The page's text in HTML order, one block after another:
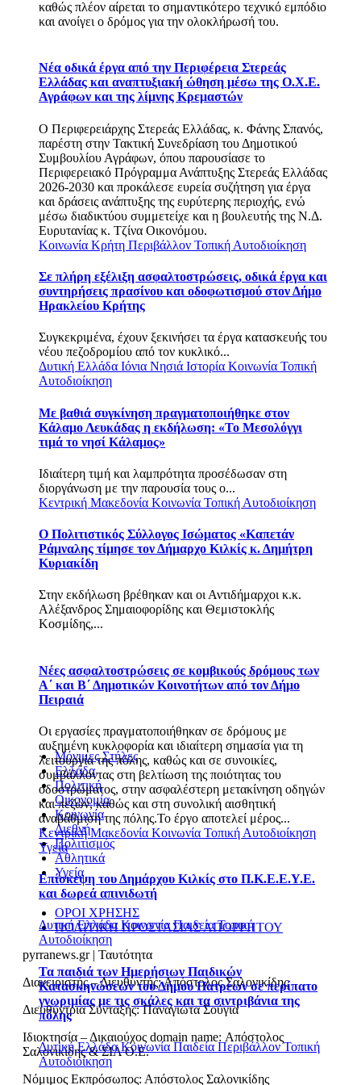
καθώς πλέον αίρεται το σημαντικότερο τεχνικό εμπόδιο
και ανοίγει ο δρόμος για την ολοκλήρωσή του.
Νέα οδικά έργα από την Περιφέρεια Στερεάς
Ελλάδας και αναπτυξιακή ώθηση μέσω της Ο.Χ.Ε.
Αγράφων και της λίμνης Κρεμαστών
Ο Περιφερειάρχης Στερεάς Ελλάδας, κ. Φάνης Σπανός,
παρέστη στην Τακτική Συνεδρίαση του Δημοτικού
Συμβουλίου Αγράφων, όπου παρουσίασε το
Περιφερειακό Πρόγραμμα Ανάπτυξης Στερεάς Ελλάδας
2026-2030 και προκάλεσε ευρεία συζήτηση για έργα
και δράσεις ανάπτυξης της ευρύτερης περιοχής, ενώ
μέσω διαδικτύου συμμετείχε και η βουλευτής της Ν.Δ.
Ευρυτανίας κ. Τζίνα Οικονόμου.
Κοινωνία Κρήτη Περιβάλλον Τοπική Αυτοδιοίκηση
Σε πλήρη εξέλιξη ασφαλτοστρώσεις, οδικά έργα και
συντηρήσεις πρασίνου και οδοφωτισμού στον Δήμο
Ηρακλείου Κρήτης
Συγκεκριμένα, έχουν ξεκινήσει τα έργα κατασκευής του
νέου πεζοδρομίου από τον κυκλικό...
Δυτική Ελλάδα Ιόνια Νησιά Ιστορία Κοινωνία Τοπική
Αυτοδιοίκηση
Με βαθιά συγκίνηση πραγματοποιήθηκε στον
Κάλαμο Λευκάδας η εκδήλωση: «Το Μεσολόγγι
τιμά το νησί Κάλαμος»
Ιδιαίτερη τιμή και λαμπρότητα προσέδωσαν στη
διοργάνωση με την παρουσία τους ο...
Κεντρική Μακεδονία Κοινωνία Τοπική Αυτοδιοίκηση
Ο Πολιτιστικός Σύλλογος Ισώματος «Καπετάν
Ράμναλης τίμησε τον Δήμαρχο Κιλκίς κ. Δημήτρη
Κυριακίδη
Στην εκδήλωση βρέθηκαν και οι Αντιδήμαρχοι κ.κ.
Αλέξανδρος Σημαιοφορίδης και Θεμιστοκλής
Κοσμίδης,...
Νέες ασφαλτοστρώσεις σε κομβικούς δρόμους των
Α΄ και Β΄ Δημοτικών Κοινοτήτων από τον Δήμο
Πειραιά
Οι εργασίες πραγματοποιήθηκαν σε δρόμους με
αυξημένη κυκλοφορία και ιδιαίτερη σημασία για τη
λειτουργία της πόλης, καθώς και σε συνοικίες,
συμβάλλοντας στη βελτίωση της ποιότητας του
οδοστρώματος, στην ασφαλέστερη μετακίνηση οδηγών
και πεζών, καθώς και στη συνολική αισθητική
αναβάθμιση της πόλης.Το έργο αποτελεί μέρος...
Κεντρική Μακεδονία Κοινωνία Τοπική Αυτοδιοίκηση
Υγεία
Επίσκεψη του Δημάρχου Κιλκίς στο Π.Κ.Ε.Ε.Υ.Ε.
και δωρεά απινιδωτή
Δυτική Ελλάδα ΚοινωνίαΠαιδείαΤοπική
Αυτοδιοίκηση
Τα παιδιά των Ημερήσιων Παιδικών
Κατασκηνώσεων του Δήμου Πατρέων σε περίπατο
γνωριμίας με τις σκάλες και τα σιντριβάνια της
πόλης
Δυτική ΕλλάδαΚοινωνία Παιδεία ΠεριβάλλονΤοπική
Αυτοδιοίκηση
Μόνιμες Στήλες
Ελλάδα
Πολιτική
Οικονομία
Κοινωνία
Διεθνή
Πολιτισμός
Αθλητικά
Υγεία
ΟΡΟΙ ΧΡΗΣΗΣ
ΠΟΛΙΤΙΚΗ ΠΡΟΣΤΑΣΙΑΣ ΑΠΟΡΡΗΤΟΥ
pyrranews.gr | Ταυτότητα
Διαχειριστής – Διευθυντής: Απόστολος Σαλονικίδης
Διευθύντρια Σύνταξης: Παναγιώτα Σούγια
Ιδιοκτησία – Δικαιούχος domain name: Απόστολος
Σαλονικίδης & ΣΙΑ Ο.Ε.
Νόμιμος Εκπρόσωπος: Απόστολος Σαλονικίδης